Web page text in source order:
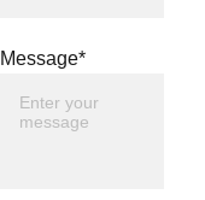
Message*